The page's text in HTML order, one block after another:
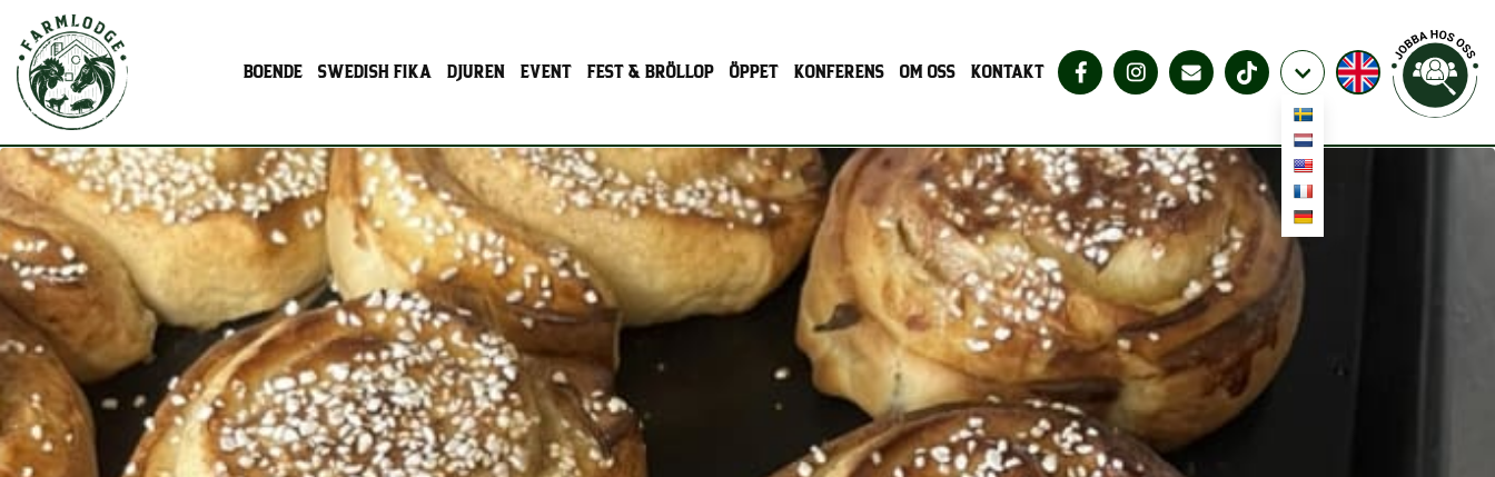
BOENDE SWEDISH FIKA DJUREN EVENT FEST & BRÖLLOP ÖPPET KONFERENS OM OSS KONTAKT